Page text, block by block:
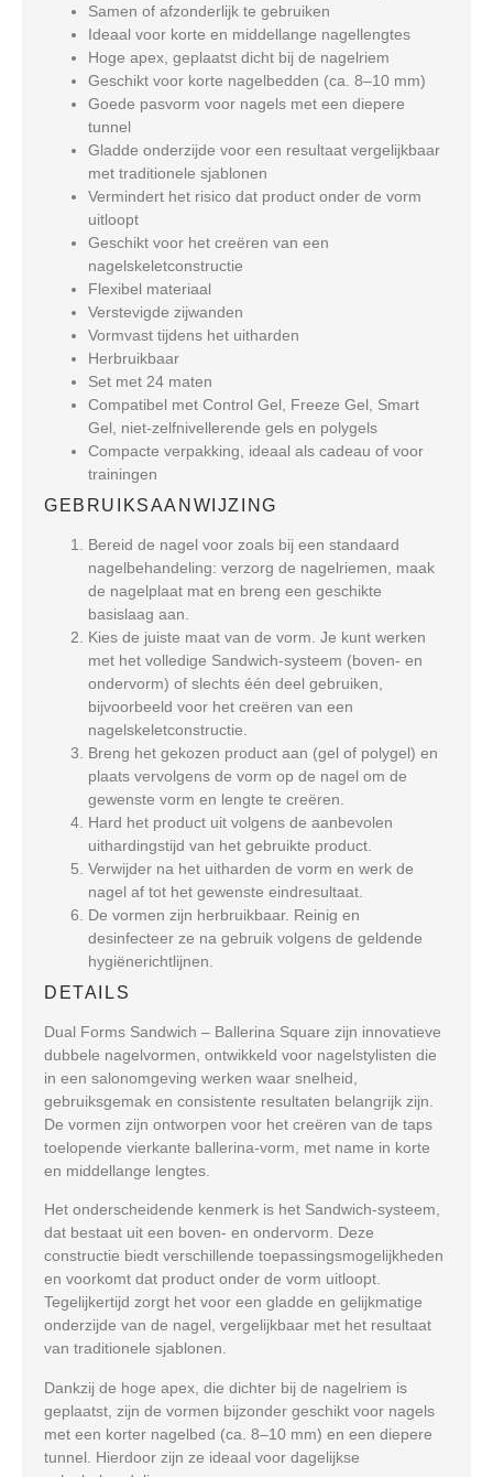
Samen of afzonderlijk te gebruiken
Ideaal voor korte en middellange nagellengtes
Hoge apex, geplaatst dicht bij de nagelriem
Geschikt voor korte nagelbedden (ca. 8–10 mm)
Goede pasvorm voor nagels met een diepere
tunnel
Gladde onderzijde voor een resultaat vergelijkbaar
met traditionele sjablonen
Vermindert het risico dat product onder de vorm
uitloopt
Geschikt voor het creëren van een
nagelskeletconstructie
Flexibel materiaal
Verstevigde zijwanden
Vormvast tijdens het uitharden
Herbruikbaar
Set met 24 maten
Compatibel met Control Gel, Freeze Gel, Smart
Gel, niet-zelfnivellerende gels en polygels
Compacte verpakking, ideaal als cadeau of voor
trainingen
GEBRUIKSAANWIJZING
Bereid de nagel voor zoals bij een standaard
nagelbehandeling: verzorg de nagelriemen, maak
de nagelplaat mat en breng een geschikte
basislaag aan.
Kies de juiste maat van de vorm. Je kunt werken
met het volledige Sandwich-systeem (boven- en
ondervorm) of slechts één deel gebruiken,
bijvoorbeeld voor het creëren van een
nagelskeletconstructie.
Breng het gekozen product aan (gel of polygel) en
plaats vervolgens de vorm op de nagel om de
gewenste vorm en lengte te creëren.
Hard het product uit volgens de aanbevolen
uithardingstijd van het gebruikte product.
Verwijder na het uitharden de vorm en werk de
nagel af tot het gewenste eindresultaat.
De vormen zijn herbruikbaar. Reinig en
desinfecteer ze na gebruik volgens de geldende
hygiënerichtlijnen.
DETAILS
Dual Forms Sandwich – Ballerina Square zijn innovatieve
dubbele nagelvormen, ontwikkeld voor nagelstylisten die
in een salonomgeving werken waar snelheid,
gebruiksgemak en consistente resultaten belangrijk zijn.
De vormen zijn ontworpen voor het creëren van de taps
toelopende vierkante ballerina-vorm, met name in korte
en middellange lengtes.
Het onderscheidende kenmerk is het Sandwich-systeem,
dat bestaat uit een boven- en ondervorm. Deze
constructie biedt verschillende toepassingsmogelijkheden
en voorkomt dat product onder de vorm uitloopt.
Tegelijkertijd zorgt het voor een gladde en gelijkmatige
onderzijde van de nagel, vergelijkbaar met het resultaat
van traditionele sjablonen.
Dankzij de hoge apex, die dichter bij de nagelriem is
geplaatst, zijn de vormen bijzonder geschikt voor nagels
met een korter nagelbed (ca. 8–10 mm) en een diepere
tunnel. Hierdoor zijn ze ideaal voor dagelijkse